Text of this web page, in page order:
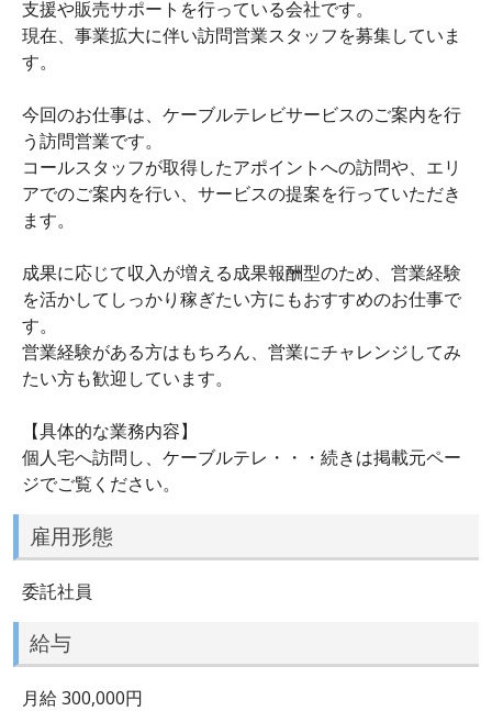
支援や販売サポートを行っている会社です。
現在、事業拡大に伴い訪問営業スタッフを募集していま
す。
今回のお仕事は、ケーブルテレビサービスのご案内を行
う訪問営業です。
コールスタッフが取得したアポイントへの訪問や、エリ
アでのご案内を行い、サービスの提案を行っていただき
ます。
成果に応じて収入が増える成果報酬型のため、営業経験
を活かしてしっかり稼ぎたい方にもおすすめのお仕事で
す。
営業経験がある方はもちろん、営業にチャレンジしてみ
たい方も歓迎しています。
【具体的な業務内容】
個人宅へ訪問し、ケーブルテレ・・・続きは掲載元ペー
ジでご覧ください。
雇用形態
委託社員
給与
月給 300,000円